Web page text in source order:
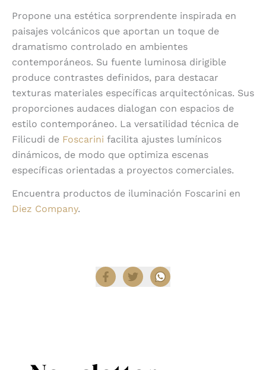
Propone una estética sorprendente inspirada en
paisajes volcánicos que aportan un toque de
dramatismo controlado en ambientes
contemporáneos. Su fuente luminosa dirigible
produce contrastes definidos, para destacar
texturas materiales específicas arquitectónicas. Sus
proporciones audaces dialogan con espacios de
estilo contemporáneo. La versatilidad técnica de
Filicudi de Foscarini facilita ajustes lumínicos
dinámicos, de modo que optimiza escenas
específicas orientadas a proyectos comerciales.
Encuentra productos de iluminación Foscarini en
Diez Company.